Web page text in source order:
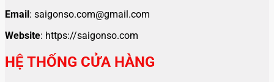
Email : saigonso.com@gmail.com
Website: https://saigonso.com
HỆ THỐNG CỬA HÀNG